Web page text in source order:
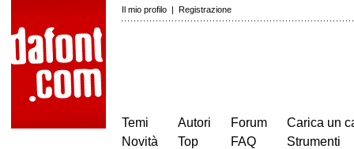
Il mio profilo | Registrazione
Temi
Novità
Autori
Top
Forum
FAQ
Carica un
Strumenti